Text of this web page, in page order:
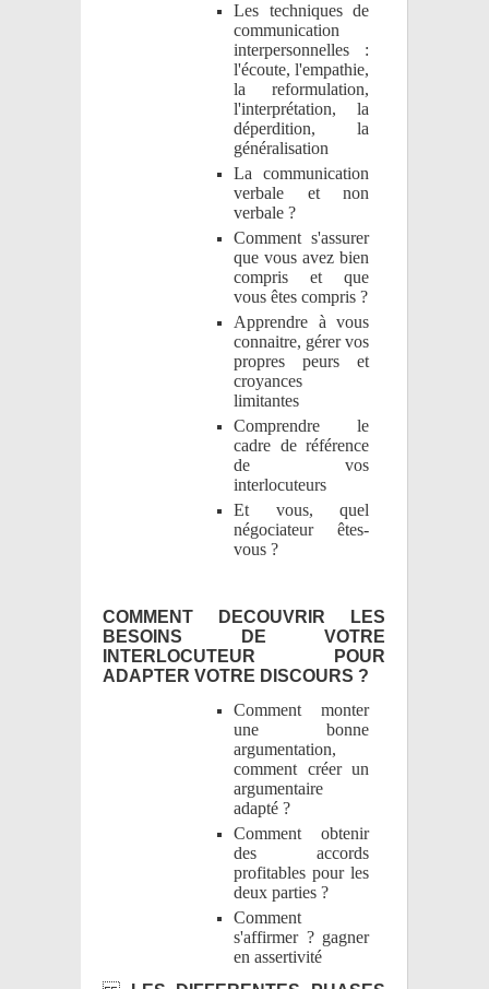
Les techniques de
communication
interpersonnelles :
l'écoute, l'empathie,
la reformulation,
l'interprétation, la
déperdition, la
généralisation
La communication
verbale et non
verbale ?
Comment s'assurer
que vous avez bien
compris et que
vous êtes compris ?
Apprendre à vous
connaitre, gérer vos
propres peurs et
croyances
limitantes
Comprendre le
cadre de référence
de vos
interlocuteurs
Et vous, quel
négociateur êtes-
vous ?
COMMENT DECOUVRIR LES
BESOINS DE VOTRE
INTERLOCUTEUR POUR
ADAPTER VOTRE DISCOURS ?
Comment monter
une bonne
argumentation,
comment créer un
argumentaire
adapté ?
Comment obtenir
des accords
profitables pour les
deux parties ?
Comment
s'affirmer ? gagner
en assertivité